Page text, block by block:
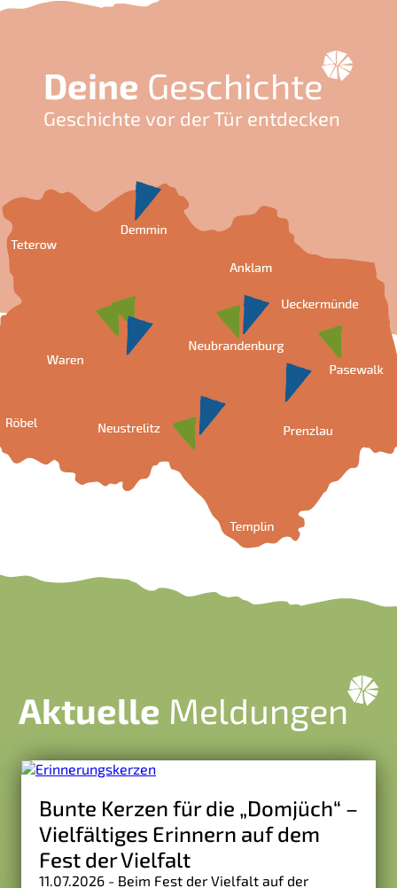
Deine Geschichte
Geschichte vor der Tür entdecken
Aktuelle Meldungen
Bunte Kerzen für die „Domjüch“ –
Vielfältiges Erinnern auf dem
Fest der Vielfalt
11.07.2026 - Beim Fest der Vielfalt auf der